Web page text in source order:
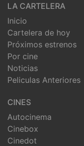
LA CARTELERA
Inicio
Cartelera de hoy
Próximos estrenos
Por cine
Noticias
Peliculas Anteriores
CINES
Autocinema
Cinebox
Cinedot